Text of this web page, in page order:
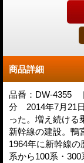
商品詳細
品番：DW-4355
分 2014年7月21
った。増え続ける
新幹線の建設。鴨
1964年に新幹線
系から100系・